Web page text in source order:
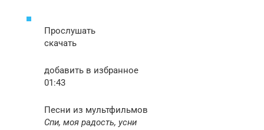
Прослушать
скачать
добавить в избранное
01:43
Песни из мультфильмов
Спи, моя радость, усни